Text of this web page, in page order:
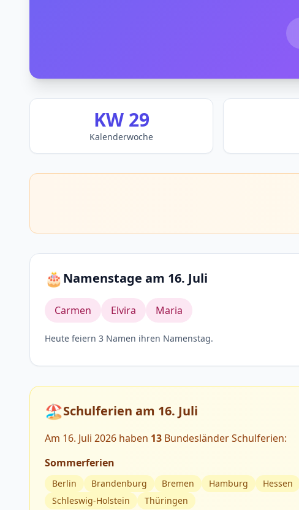
KW 29
Kalenderwoche
🎂Namenstage am 16. Juli
Carmen Elvira Maria
Heute feiern 3 Namen ihren Namenstag.
🏖️Schulferien am 16. Juli
Am 16. Juli 2026 haben 13 Bundesländer Schulferien:
Sommerferien
Berlin Brandenburg Bremen Hamburg Hessen
Schleswig-Holstein
Thüringen